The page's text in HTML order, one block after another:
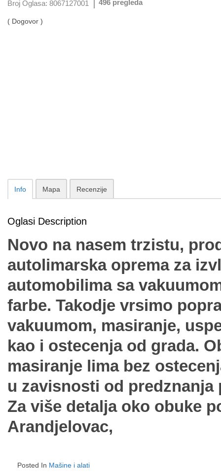
Broj Oglasa: 8067127001 496 pregleda
( Dogovor )
Info Mapa Recenzije
Oglasi Description
Novo na nasem trzistu,
autolimarska oprema za
automobilima sa
farbe. Takodje vrsimo
vakuumom, masiranje,
kao i ostecenja od grada.
masiranje lima bez
u zavisnosti od predznanja
Za više detalja oko obuke
Arandjelovac,
Posted In Mašine i alati